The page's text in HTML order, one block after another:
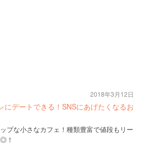
にデートできる！SNSにあげたくなるお
プな小さなカフェ！種類豊富で値段もリー
！
2018年3月12日